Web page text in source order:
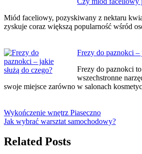
Miód faceliowy, pozyskiwany z nektaru
zyskuje coraz większą popularność wśród
Frezy do paznokci –
Frezy do paznokci
wszechstronne
swoje miejsce zarówno w salonach
Wykończenie wnętrz Piaseczno
Jak wybrać warsztat samochodowy?
Related Posts